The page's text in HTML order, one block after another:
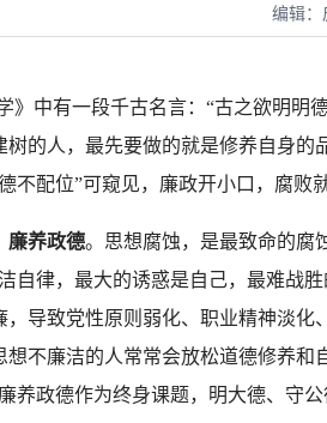
编辑：
》中有一段千古名言：“古之欲明明
树的人，最先要做的就是修养自身
不配位”可窥见，廉政开小口，腐败
养政德。思想腐蚀，是最致命的腐
自律，最大的诱惑是自己，最难战
，导致党性原则弱化、职业精神淡
想不廉洁的人常常会放松道德修养
养政德作为终身课题，明大德、守